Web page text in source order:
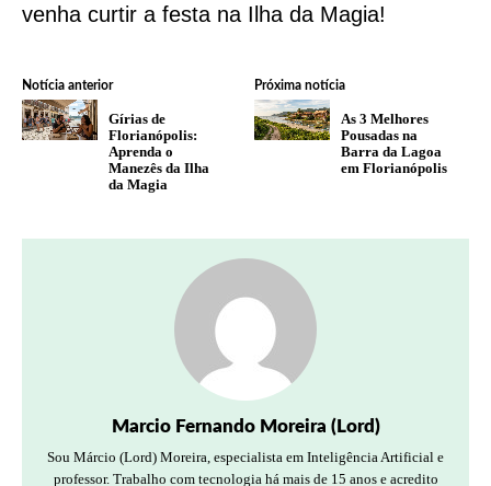
venha curtir a festa na Ilha da Magia!
Notícia anterior
Gírias de
Florianópolis:
Aprenda o
Manezês da Ilha
da Magia
Próxima notícia
As 3 Melhores
Pousadas na
Barra da Lagoa
em Florianópolis
Marcio Fernando Moreira (Lord)
Sou Márcio (Lord) Moreira, especialista em Inteligência Artificial e
professor. Trabalho com tecnologia há mais de 15 anos e acredito